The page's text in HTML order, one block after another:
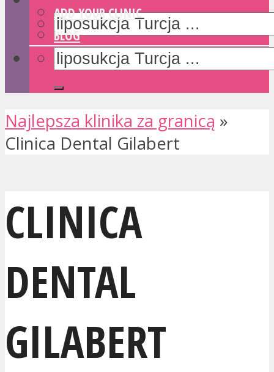
ADD YOUR CLINIC
BLOG
Najlepsza klinika za granicą »
Clinica Dental Gilabert
CLINICA
DENTAL
GILABERT